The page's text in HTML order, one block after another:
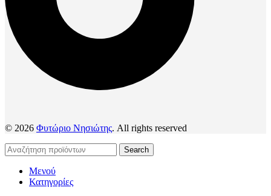
© 2026 Φυτώριο Νησιώτης. All rights reserved
Search
Μενού
Κατηγορίες